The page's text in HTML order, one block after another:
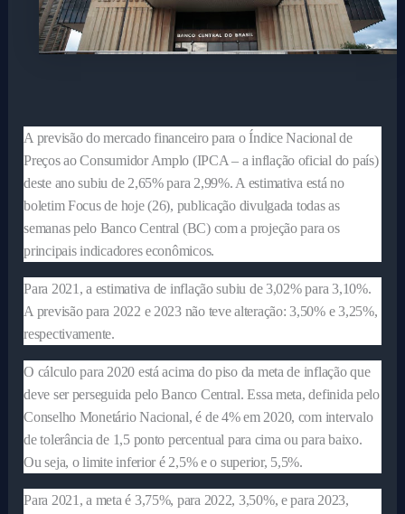
A previsão do mercado financeiro para o Índice Nacional de
Preços ao Consumidor Amplo (IPCA – a inflação oficial do país)
deste ano subiu de 2,65% para 2,99%. A estimativa está no
boletim Focus de hoje (26), publicação divulgada todas as
semanas pelo Banco Central (BC) com a projeção para os
principais indicadores econômicos.
Para 2021, a estimativa de inflação subiu de 3,02% para 3,10%.
A previsão para 2022 e 2023 não teve alteração: 3,50% e 3,25%,
respectivamente.
O cálculo para 2020 está acima do piso da meta de inflação que
deve ser perseguida pelo Banco Central. Essa meta, definida pelo
Conselho Monetário Nacional, é de 4% em 2020, com intervalo
de tolerância de 1,5 ponto percentual para cima ou para baixo.
Ou seja, o limite inferior é 2,5% e o superior, 5,5%.
Para 2021, a meta é 3,75%, para 2022, 3,50%, e para 2023,